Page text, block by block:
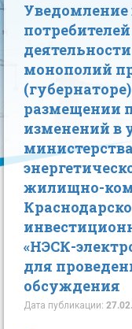
Уведомление
монополий
размещении
изменений в
жилищно-
«НЭСК-
для
обсуждения
Дата публикации: